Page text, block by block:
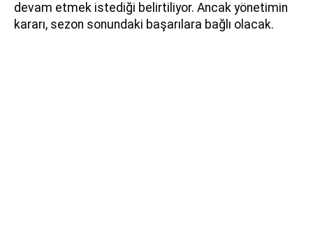
devam etmek istediği belirtiliyor. Ancak yönetimin
kararı, sezon sonundaki başarılara bağlı olacak.